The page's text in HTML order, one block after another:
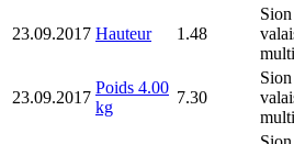
23.09.2017 Hauteur 1.48
Sion
23.09.2017
Poids 4.00
kg
7.30
Sion